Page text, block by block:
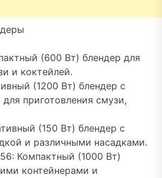
(600 Вт) блендер для
и коктейлей.
(1200 Вт) блендер с
приготовления смузи,
(150 Вт) блендер с
и различными насадками.
Компактный (1000 Вт)
контейнерами и